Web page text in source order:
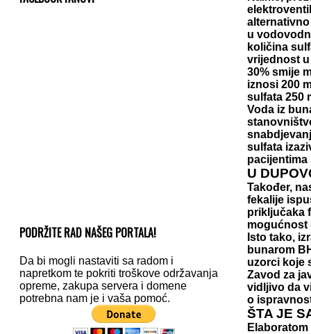
PODRŽITE RAD NAŠEG PORTALA!
Da bi mogli nastaviti sa radom i
napretkom te pokriti troškove održavanja
opreme, zakupa servera i domene
potrebna nam je i vaša pomoć.
u
količina
vrijednost u
30% smije
iznosi 200
sulfata 250
Voda iz
sulfata
U
Također,
fekalije
priključaka
mogućnost
Isto tako,
bunarom
uzorci koje
Zavod za
vidljivo da
o
ŠTA JE